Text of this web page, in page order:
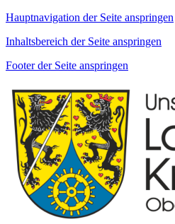
Hauptnavigation der Seite anspringen
Inhaltsbereich der Seite anspringen
Footer der Seite anspringen